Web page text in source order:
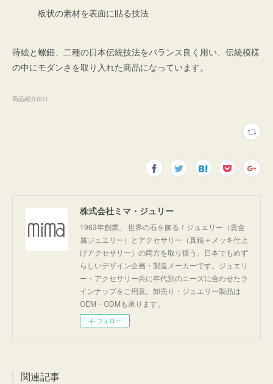
板状の素材を表面に貼る技法
蒔絵と螺鈿、二種の日本伝統技法をバランス良く用い、伝統模様
の中にモダンさを取り入れた商品になっています。
商品紹介(21)
株式会社ミマ・ジュリー
1963年創業。 世界の石を飾る！ジュエリー（貴金
属ジュエリー）とアクセサリー（真鍮＋メッキ仕上
げアクセサリー）の両方を取り扱う、日本でもめず
らしいデザイン企画・製造メーカーです。ジュエリ
ー・アクセサリー共に年代別のニーズに合わせたラ
インナップをご用意。卸売り・ジュエリー製品は
OEM・ODMも承ります。
フォロー
関連記事